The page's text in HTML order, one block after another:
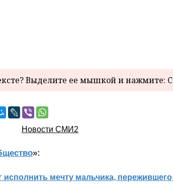
Выделите ее мышкой и нажмите:
Новости СМИ2
»:
мечту мальчика,